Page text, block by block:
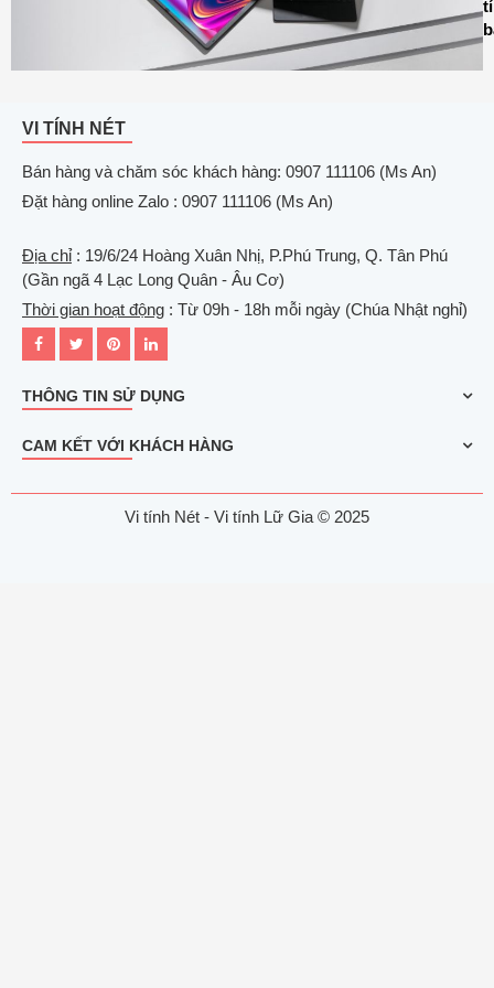
VI TÍNH NÉT
Bán hàng và chăm sóc khách hàng: 0907 111106 (Ms An)
Đặt hàng online Zalo : 0907 111106 (Ms An)
Địa chỉ: 19/6/24 Hoàng Xuân Nhị, P.Phú Trung, Q. Tân Phú
(Gần ngã 4 Lạc Long Quân - Âu Cơ)
Thời gian hoạt động : Từ 09h - 18h mỗi ngày (Chúa Nhật nghỉ)
THÔNG TIN SỬ DỤNG
CAM KẾT VỚI KHÁCH HÀNG
Vi tính Nét - Vi tính Lữ Gia © 2025